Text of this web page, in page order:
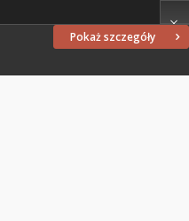
Pokaż szczegóły